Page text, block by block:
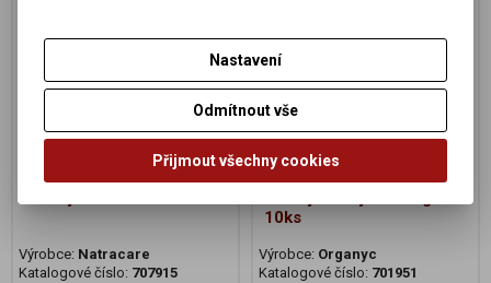
Výrobce: Natracare
Katalogové číslo: 707915
10ks
Výrobce: Organyc
Katalogové číslo: 701951
Nastavení
Odmítnout vše
Přijmout všechny cookies